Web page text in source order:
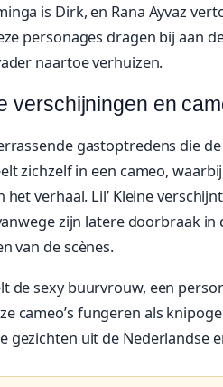
is Dirk, en Rana Ayvaz
personages dragen bij aan
naartoe verhuizen.
verschijningen en
gastoptredens die
zichzelf in een cameo,
verhaal. Lil’ Kleine
zijn latere doorbraak in
van de scènes.
de sexy buurvrouw, een
cameo’s fungeren als
gezichten uit de Nederlandse